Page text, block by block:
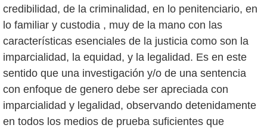
credibilidad, de la criminalidad, en lo penitenciario, en
lo familiar y custodia , muy de la mano con las
características esenciales de la justicia como son la
imparcialidad, la equidad, y la legalidad. Es en este
sentido que una investigación y/o de una sentencia
con enfoque de genero debe ser apreciada con
imparcialidad y legalidad, observando detenidamente
en todos los medios de prueba suficientes que